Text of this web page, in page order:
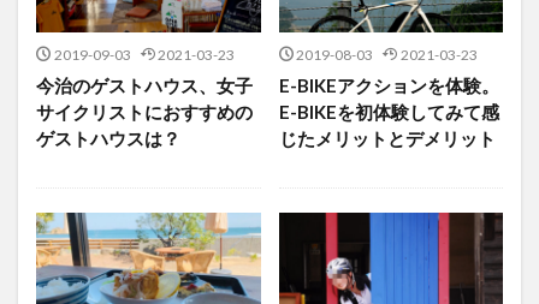
2019-09-03 2021-03-23
今治のゲストハウス、女子
サイクリストにおすすめの
ゲストハウスは？
2019-08-03 2021-03-23
E-BIKEアクションを体験。
E-BIKEを初体験してみて感
じたメリットとデメリット